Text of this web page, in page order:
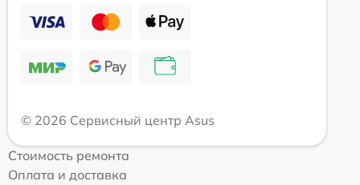
© 2026 Сервисный центр Asus
Стоимость ремонта
Оплата и доставка